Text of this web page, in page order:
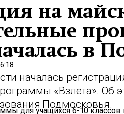
на
в
началась
«Взлета». Об
Подмосковья.
для учащихся 6-10